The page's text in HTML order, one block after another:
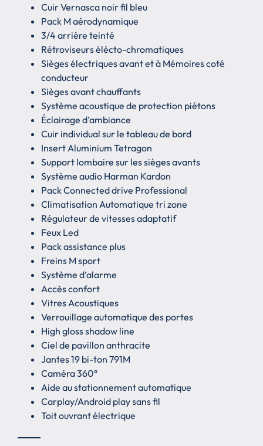
Cuir Vernasca noir fil bleu
Pack M aérodynamique
3/4 arrière teinté
Rétroviseurs élécto-chromatiques
Sièges électriques avant et à Mémoires coté
conducteur
Sièges avant chauffants
Système acoustique de protection piétons
Éclairage d’ambiance
Cuir individual sur le tableau de bord
Insert Aluminium Tetragon
Support lombaire sur les sièges avants
Système audio Harman Kardon
Pack Connected drive Professional
Climatisation Automatique tri zone
Régulateur de vitesses adaptatif
Feux Led
Pack assistance plus
Freins M sport
Système d’alarme
Accès confort
Vitres Acoustiques
Verrouillage automatique des portes
High gloss shadow line
Ciel de pavillon anthracite
Jantes 19 bi-ton 791M
Caméra 360°
Aide au stationnement automatique
Carplay/Android play sans fil
Toit ouvrant électrique